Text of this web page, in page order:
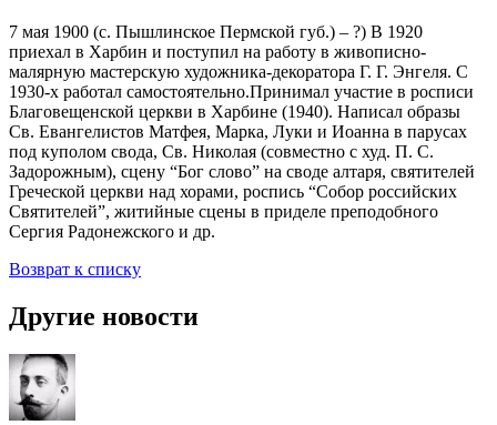
7 мая 1900 (с. Пышлинское Пермской губ.) – ?) В 1920
приехал в Харбин и поступил на работу в живописно-
малярную мастерскую художника-декоратора Г. Г. Энгеля. С
1930-х работал самостоятельно.Принимал участие в росписи
Благовещенской церкви в Харбине (1940). Написал образы
Св. Евангелистов Матфея, Марка, Луки и Иоанна в парусах
под куполом свода, Св. Николая (совместно с худ. П. С.
Задорожным), сцену “Бог слово” на своде алтаря, святителей
Греческой церкви над хорами, роспись “Собор российских
Святителей”, житийные сцены в приделе преподобного
Сергия Радонежского и др.
Возврат к списку
Другие новости